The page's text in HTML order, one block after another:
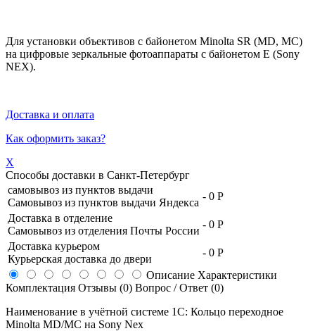
Для установки объективов с байонетом Minolta SR (MD, MC)
на цифровые зеркальные фотоаппараты с байонетом E (Sony
NEX).
Доставка и оплата
Как оформить заказ?
X
Способы доставки в Санкт-Петербург
самовывоз из пунктов выдачи
Самовывоз из пунктов выдачи Яндекса
- 0 Р
Доставка в отделение
Самовывоз из отделения Почты России
- 0 Р
Доставка курьером
Курьерская доставка до двери
- 0 Р
Описание Характеристики
Комплектация Отзывы (0) Вопрос / Ответ (0)
Наименование в учётной системе 1С: Кольцо переходное
Minolta MD/MC на Sony Nex